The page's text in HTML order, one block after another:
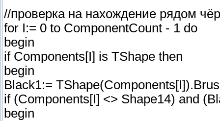
//проверка на нахождение рядом
for I:= 0 to ComponentCount - 1 do
begin
if Components[I] is TShape then
begin
Black1:=
if (Components[I] <> Shape14) and
begin